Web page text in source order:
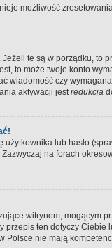
możliwość
te są w porządku, to
to może twoje konto
wiadomość czy
aktywacji jestredukcja
lub hasło
na forach
witrynom, mogącym
ten dotyczy
Polsce nie mają